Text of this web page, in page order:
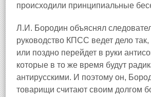
происходили принципиальные
Л.И. Бородин объяснял
руководство КПСС ведет дело так,
или поздно перейдет в руки
которые в то же время будут
антирусскими. И поэтому он,
товарищи считают своим долгом